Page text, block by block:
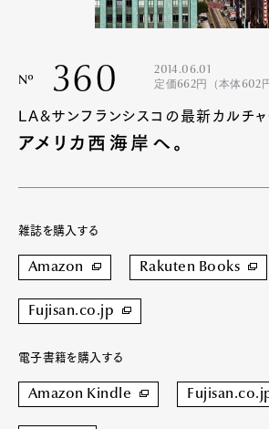
Nº 360
2014.06.01
定価662円（本体602
LA&サンフランシスコの最新カルチャ
アメリカ西海岸へ。
雑誌を購入する
Amazon Rakuten Books
Fujisan.co.jp
電子書籍を購入する
Amazon Kindle